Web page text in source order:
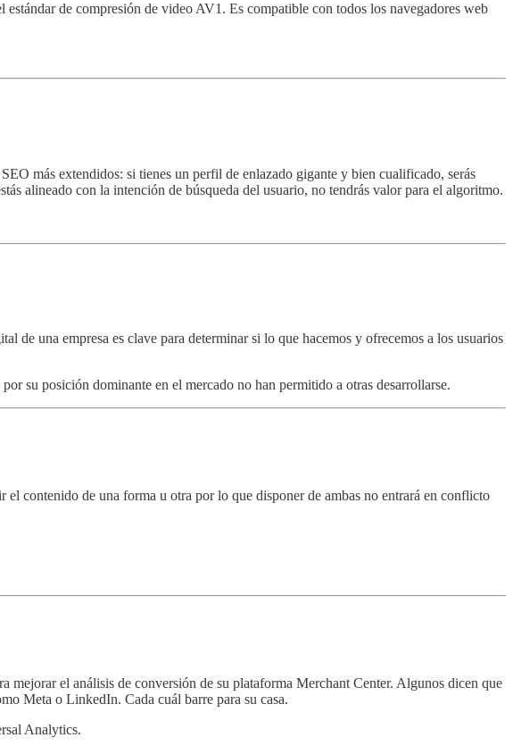
de compresión de video AV1. Es compatible con todos los navegadores web
más extendidos: si tienes un perfil de enlazado gigante y bien cualificado, serás
alineado con la intención de búsqueda del usuario, no tendrás valor para el algoritmo.
de una empresa es clave para determinar si lo que hacemos y ofrecemos a los usuarios
su posición dominante en el mercado no han permitido a otras desarrollarse.
el contenido de una forma u otra por lo que disponer de ambas no entrará en conflicto
mejorar el análisis de conversión de su plataforma Merchant Center. Algunos dicen que
Meta o LinkedIn. Cada cuál barre para su casa.
Analytics.